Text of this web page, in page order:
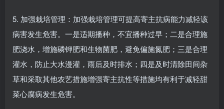
5. 加强栽培管理：加强栽培管理可提高寄主抗病能力减轻该
病害发生危害。一是适期播种，不宜播种过早；二是合理施
肥浇水，增施磷钾肥和生物菌肥，避免偏施氮肥；三是合理
灌水，防止大水漫灌，雨后及时排水；四是及时清除田间杂
草和采取其他农艺措施增强寄主抗性等措施均有利于减轻甜
菜心腐病发生危害。